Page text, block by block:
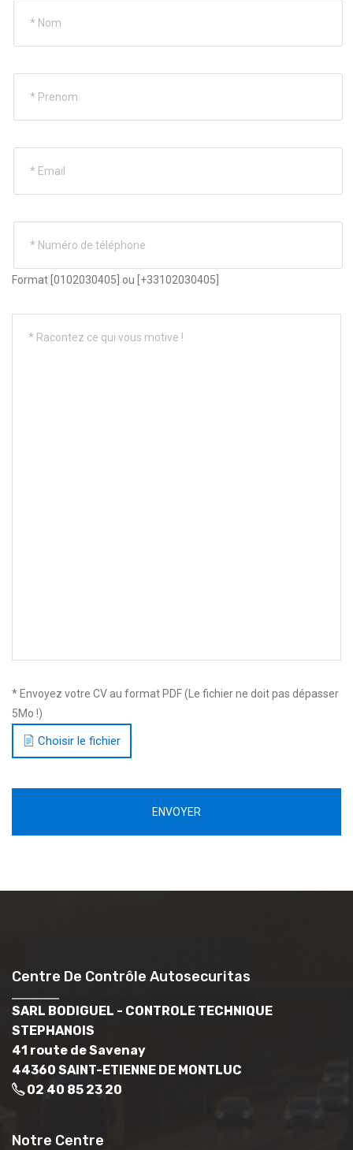
Format [0102030405] ou [+33102030405]
* Envoyez votre CV au format PDF (Le fichier ne doit pas dépasser
5Mo !)
Choisir le fichier
ENVOYER
Centre De Contrôle Autosecuritas
SARL BODIGUEL - CONTROLE TECHNIQUE
STEPHANOIS
41 route de Savenay
44360 SAINT-ETIENNE DE MONTLUC
02 40 85 23 20
Notre Centre